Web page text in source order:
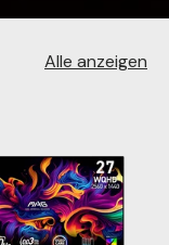
Alle anzeigen